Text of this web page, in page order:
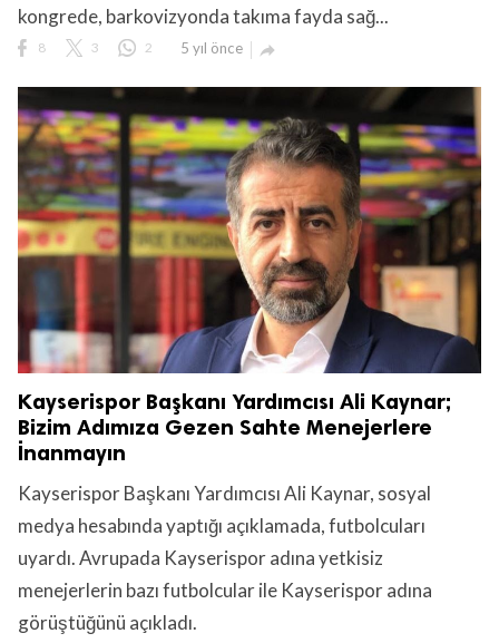
kongrede, barkovizyonda takıma fayda sağ...
8 3 2 5 yıl önce 
Kayserispor Başkanı Yardımcısı Ali Kaynar;
Bizim Adımıza Gezen Sahte Menejerlere
İnanmayın
Kayserispor Başkanı Yardımcısı Ali Kaynar, sosyal
medya hesabında yaptığı açıklamada, futbolcuları
uyardı. Avrupada Kayserispor adına yetkisiz
menejerlerin bazı futbolcular ile Kayserispor adına
görüştüğünü açıkladı.